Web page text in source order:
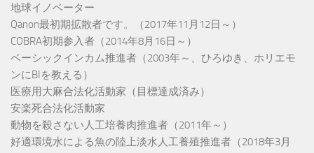
地球イノベーター
Qanon最初期拡散者です。（2017年11月12日～）
COBRA初期参入者（2014年8月16日～）
ベーシックインカム推進者（2003年～、ひろゆき、ホリエモ
ンにBIを教える）
医療用大麻合法化活動家（目標達成済み）
安楽死合法化活動家
動物を殺さない人工培養肉推進者（2011年～）
好適環境水による魚の陸上淡水人工養殖推進者（2018年3月